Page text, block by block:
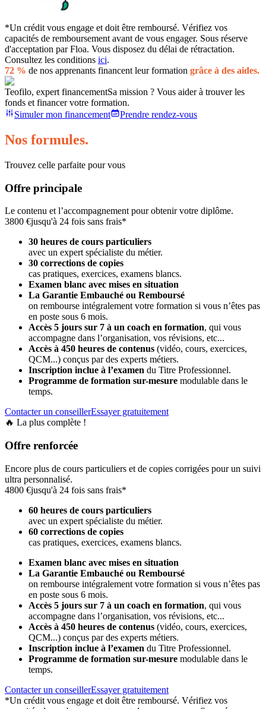
*Un crédit vous engage et doit être remboursé. Vérifiez vos
capacités de remboursement avant de vous engager. Sous réserve
d'acceptation par Floa. Vous disposez du délai de rétractation.
Consultez les conditions ici.
72 % de nos apprenants financent leur formation grâce à des aides.
Teofilo, expert financementSa mission ? Vous aider à trouver les
fonds et financer votre formation.
Simuler mon financement
Prendre rendez-vous
Nos formules.
Trouvez celle parfaite pour vous
Offre principale
Le contenu et l’accompagnement pour obtenir votre diplôme.
3800 €jusqu'à 24 fois sans frais*
30 heures de cours particuliers
avec un expert spécialiste du métier.
30 corrections de copies
cas pratiques, exercices, examens blancs.
Examen blanc avec mises en situation
La Garantie Embauché ou Remboursé
on rembourse intégralement votre formation si vous n’êtes pas
en poste sous 6 mois.
Accès 5 jours sur 7 à un coach en formation, qui vous
accompagne dans l’organisation, vos révisions, etc...
Accès à 450 heures de contenus (vidéo, cours, exercices,
QCM...) conçus par des experts métiers.
Inscription inclue à l’examen du Titre Professionnel.
Programme de formation sur-mesure modulable dans le
temps.
Contacter un conseillerEssayer gratuitement
🔥 La plus complète !
Offre renforcée
Encore plus de cours particuliers et de copies corrigées pour un suivi
ultra personnalisé.
4800 €jusqu'à 24 fois sans frais*
60 heures de cours particuliers
avec un expert spécialiste du métier.
60 corrections de copies
cas pratiques, exercices, examens blancs.
Examen blanc avec mises en situation
La Garantie Embauché ou Remboursé
on rembourse intégralement votre formation si vous n’êtes pas
en poste sous 6 mois.
Accès 5 jours sur 7 à un coach en formation, qui vous
accompagne dans l’organisation, vos révisions, etc...
Accès à 450 heures de contenus (vidéo, cours, exercices,
QCM...) conçus par des experts métiers.
Inscription inclue à l’examen du Titre Professionnel.
Programme de formation sur-mesure modulable dans le
temps.
Contacter un conseillerEssayer gratuitement
*Un crédit vous engage et doit être remboursé. Vérifiez vos